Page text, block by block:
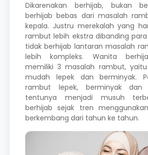
Dikarenakan berhijab, bukan
berhijab bebas dari masalah
kepala. Justru merekalah yang
rambut lebih ekstra dibanding
tidak berhijab lantaran masalah
lebih kompleks. Wanita
memiliki 3 masalah rambut,
mudah lepek dan berminyak.
rambut lepek, berminyak dan
tentunya menjadi musuh
berhijab sejak tren
berkembang dari tahun ke tahun.